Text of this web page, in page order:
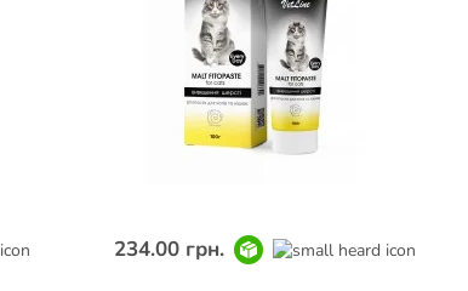
234.00 грн.